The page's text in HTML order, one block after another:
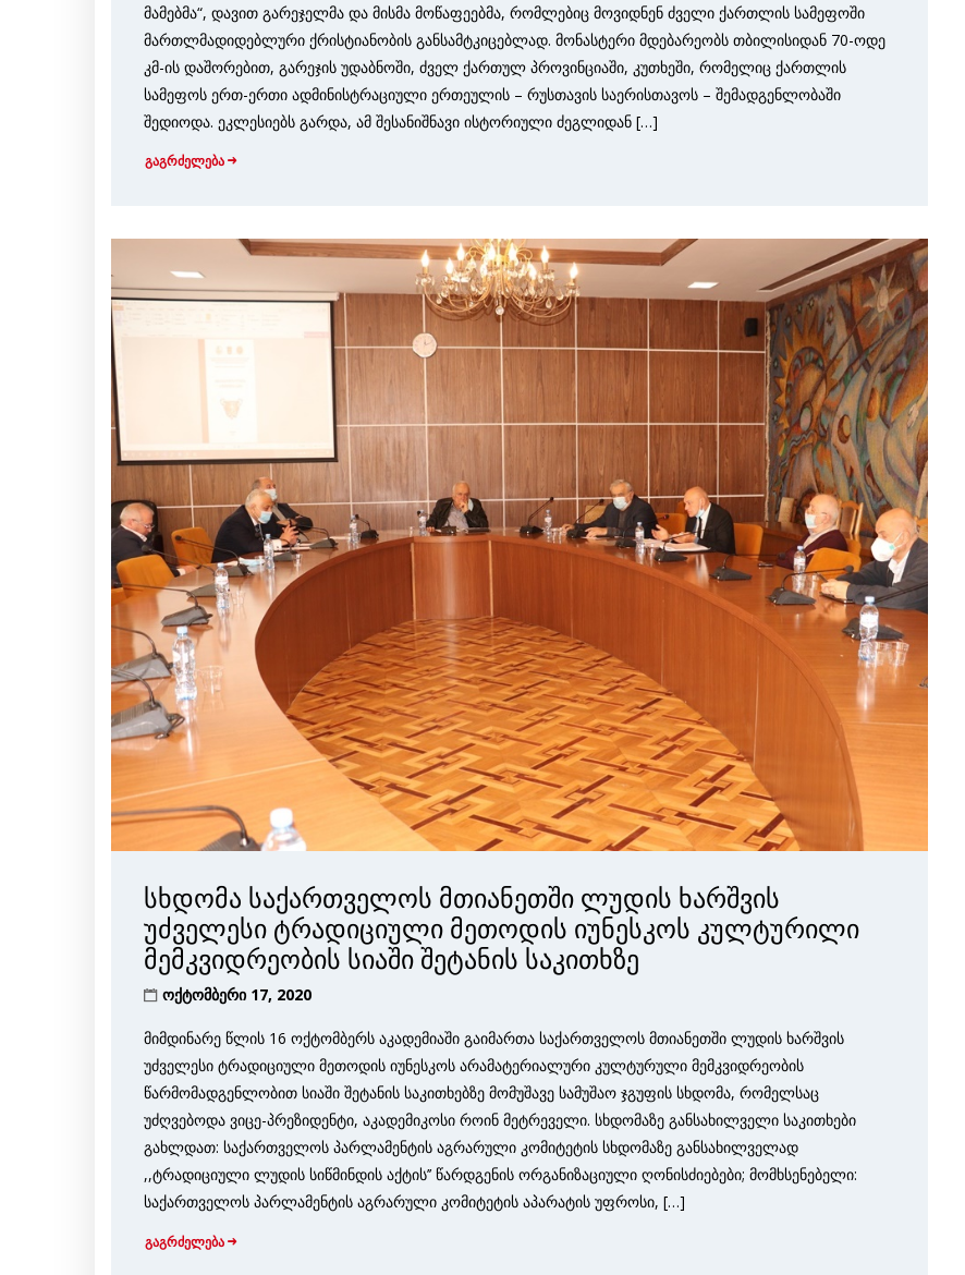
მამებმა“, დავით გარეჯელმა და მისმა მოწაფეებმა, რომლებიც მოვიდნენ ძველი ქართლის სამეფოში
მართლმადიდებლური ქრისტიანობის განსამტკიცებლად. მონასტერი მდებარეობს თბილისიდან 70-ოდე
კმ-ის დაშორებით, გარეჯის უდაბნოში, ძველ ქართულ პროვინციაში, კუთხეში, რომელიც ქართლის
სამეფოს ერთ-ერთი ადმინისტრაციული ერთეულის – რუსთავის საერისთავოს – შემადგენლობაში
შედიოდა. ეკლესიებს გარდა, ამ შესანიშნავი ისტორიული ძეგლიდან […]
გაგრძელება
სხდომა საქართველოს მთიანეთში ლუდის ხარშვის
უძველესი ტრადიციული მეთოდის იუნესკოს კულტურილი
მემკვიდრეობის სიაში შეტანის საკითხზე
ოქტომბერი 17, 2020
მიმდინარე წლის 16 ოქტომბერს აკადემიაში გაიმართა საქართველოს მთიანეთში ლუდის ხარშვის
უძველესი ტრადიციული მეთოდის იუნესკოს არამატერიალური კულტურული მემკვიდრეობის
წარმომადგენლობით სიაში შეტანის საკითხებზე მომუშავე სამუშაო ჯგუფის სხდომა, რომელსაც
უძღვებოდა ვიცე-პრეზიდენტი, აკადემიკოსი როინ მეტრეველი. სხდომაზე განსახილველი საკითხები
გახლდათ: საქართველოს პარლამენტის აგრარული კომიტეტის სხდომაზე განსახილველად
,,ტრადიციული ლუდის სიწმინდის აქტის’’ წარდგენის ორგანიზაციული ღონისძიებები; მომხსენებელი:
საქართველოს პარლამენტის აგრარული კომიტეტის აპარატის უფროსი, […]
გაგრძელება